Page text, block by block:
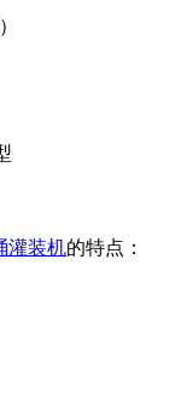
灌装机的特点：